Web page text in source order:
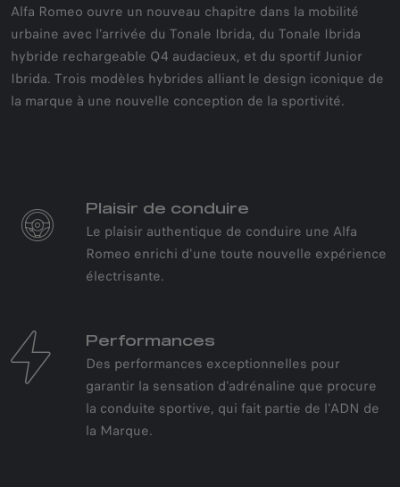
Alfa Romeo ouvre un nouveau chapitre dans la mobilité
urbaine avec l’arrivée du Tonale Ibrida, du Tonale Ibrida
hybride rechargeable Q4 audacieux, et du sportif Junior
Ibrida. Trois modèles hybrides alliant le design iconique de
la marque à une nouvelle conception de la sportivité.
Plaisir de conduire
Le plaisir authentique de conduire une Alfa
Romeo enrichi d'une toute nouvelle expérience
électrisante.
Performances
Des performances exceptionnelles pour
garantir la sensation d'adrénaline que procure
la conduite sportive, qui fait partie de l'ADN de
la Marque.